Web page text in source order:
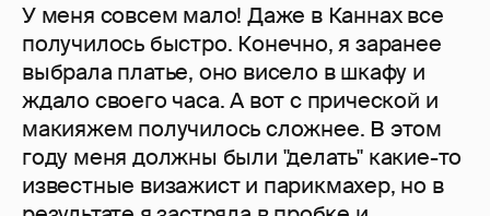
У меня совсем мало! Даже в Каннах все
получилось быстро. Конечно, я заранее
выбрала платье, оно висело в шкафу и
ждало своего часа. А вот с прической и
макияжем получилось сложнее. В этом
году меня должны были "делать" какие-то
известные визажист и парикмахер, но в